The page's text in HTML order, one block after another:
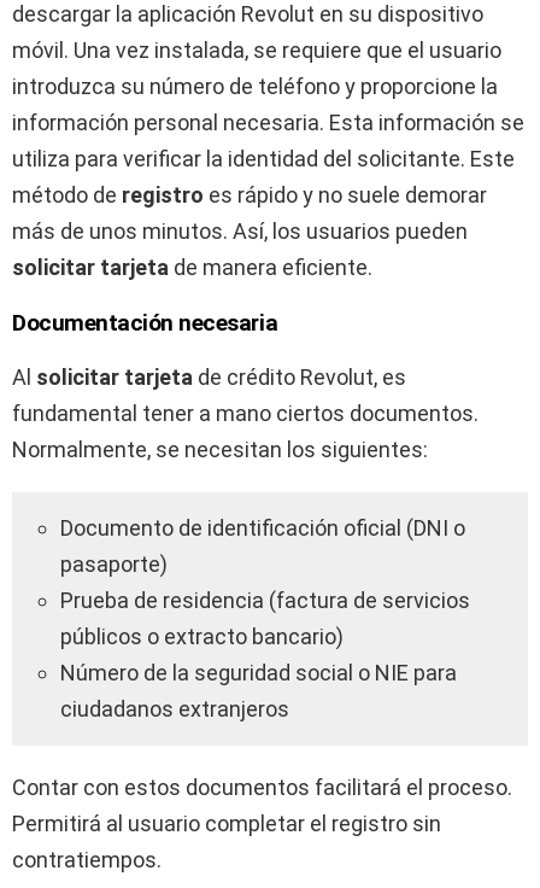
descargar la aplicación Revolut en su dispositivo
móvil. Una vez instalada, se requiere que el usuario
introduzca su número de teléfono y proporcione la
información personal necesaria. Esta información se
utiliza para verificar la identidad del solicitante. Este
método de registro es rápido y no suele demorar
más de unos minutos. Así, los usuarios pueden
solicitar tarjeta de manera eficiente.
Documentación necesaria
Al solicitar tarjeta de crédito Revolut, es
fundamental tener a mano ciertos documentos.
Normalmente, se necesitan los siguientes:
Documento de identificación oficial (DNI o
pasaporte)
Prueba de residencia (factura de servicios
públicos o extracto bancario)
Número de la seguridad social o NIE para
ciudadanos extranjeros
Contar con estos documentos facilitará el proceso.
Permitirá al usuario completar el registro sin
contratiempos.